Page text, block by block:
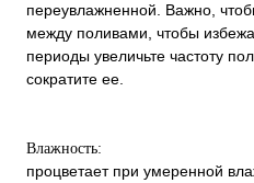
переувлажненной. Важно,
между поливами, чтобы
периоды увеличьте частоту
сократите ее.
Влажность:
процветает при умеренной